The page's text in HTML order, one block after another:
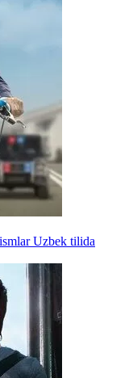
Uzbek tilida